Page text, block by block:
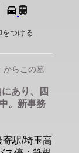
つける
らこの墓
あり、四
。新事務
駅/埼玉高